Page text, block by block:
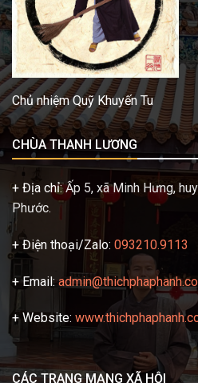
Chủ nhiệm Quỹ Khuyến Tu
CHÙA THANH LƯƠNG
+ Địa chỉ:Ấp 5, xã Minh Hưng,
Phước.
+ Điện thoại/Zalo: 093210.9113
+ Email:
+ Website:
CÁC TRANG MẠNG XÃ HỘI